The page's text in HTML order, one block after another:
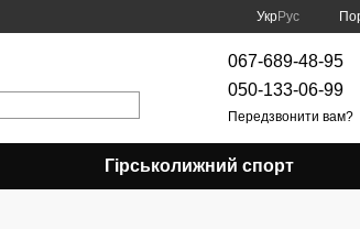
УкрРус
067-689-48-95
050-133-06-99
Передзвонити вам?
Гірськолижний спорт